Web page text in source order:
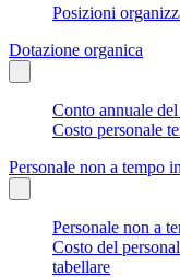
Posizioni
Dotazione organica
Conto annuale
Costo personale
Personale non a tempo
Personale non a
Costo del
tabellare